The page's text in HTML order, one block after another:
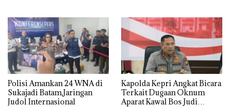
Polisi Amankan 24 WNA di
Sukajadi Batam,Jaringan
Judol Internasional
‎Kapolda Kepri Angkat Bicara
Terkait Dugaan Oknum
Aparat Kawal Bos Judi